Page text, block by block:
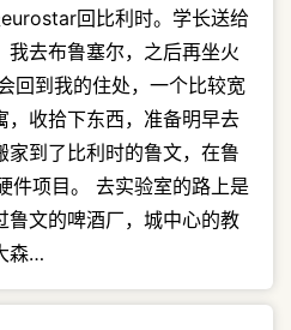
回比利时。学长送给
去布鲁塞尔，之后再坐火
回到我的住处，一个比较宽
，收拾下东西，准备明早去
家到了比利时的鲁文，在鲁
件项目。 去实验室的路上是
鲁文的啤酒厂，城中心的教
森…